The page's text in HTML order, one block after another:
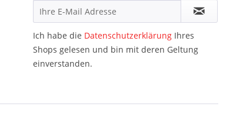
Ich habe die Datenschutzerklärung Ihres
Shops gelesen und bin mit deren Geltung
einverstanden.